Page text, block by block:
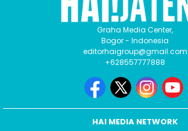
Graha Media Center,
Bogor - Indonesia
editorhaigroup@gmail.com
+628557777888
HAI MEDIA NETWORK